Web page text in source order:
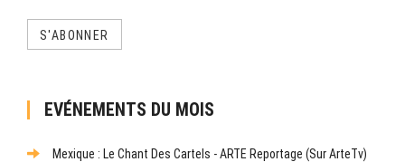
S'ABONNER
EVÉNEMENTS DU MOIS
Mexique : Le Chant Des Cartels - ARTE Reportage (sur ArteTv)